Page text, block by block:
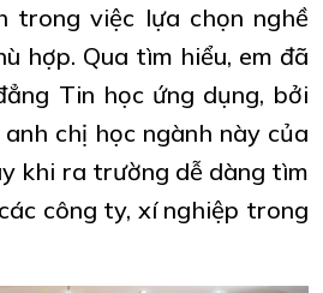
trong việc lựa chọn nghề
hợp. Qua tìm hiểu, em đã
Tin học ứng dụng, bởi
chị học ngành này của
khi ra trường dễ dàng tìm
công ty, xí nghiệp trong